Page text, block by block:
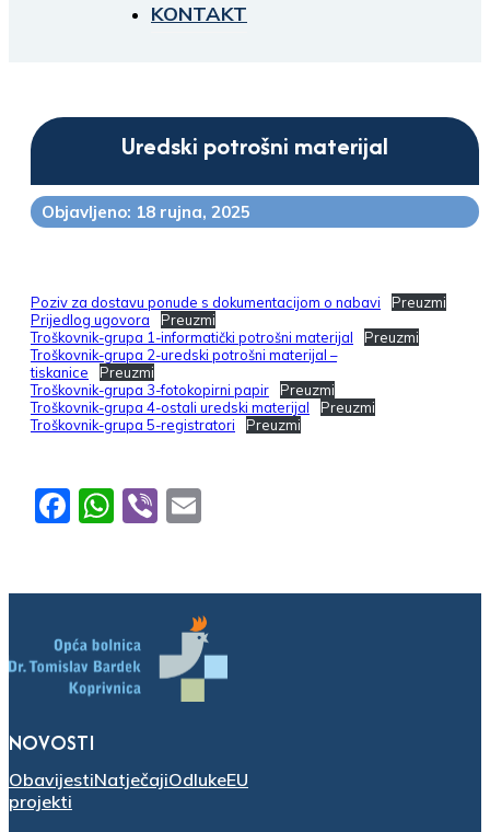
KONTAKT
Uredski potrošni materijal
Objavljeno: 18 rujna, 2025
Poziv za dostavu ponude s dokumentacijom o nabavi
Preuzmi
Prijedlog ugovora
Preuzmi
Troškovnik-grupa 1-informatički potrošni materijal
Preuzmi
Troškovnik-grupa 2-uredski potrošni materijal –
tiskanice
Preuzmi
Troškovnik-grupa 3-fotokopirni papir
Preuzmi
Troškovnik-grupa 4-ostali uredski materijal
Preuzmi
Troškovnik-grupa 5-registratori
Preuzmi
Facebook
WhatsApp
Viber
NOVOSTI
ObavijestiNatječajiOdlukeEU
projekti